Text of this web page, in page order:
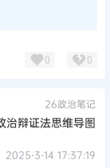
0 0
26政治笔记
治辩证法思维导图
2025-3-14 17:37:19